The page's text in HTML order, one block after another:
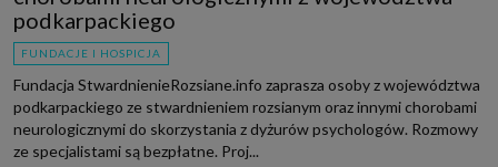
podkarpackiego
FUNDACJE I HOSPICJA
Fundacja StwardnienieRozsiane.info zaprasza osoby z województwa
podkarpackiego ze stwardnieniem rozsianym oraz innymi chorobami
neurologicznymi do skorzystania z dyżurów psychologów. Rozmowy
ze specjalistami są bezpłatne. Proj...